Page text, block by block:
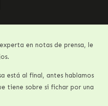
en notas de prensa, le
está al final, antes hablamos
tiene sobre si fichar por una